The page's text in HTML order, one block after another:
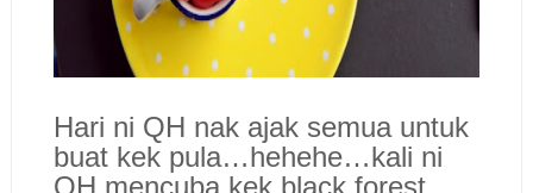
Hari ni QH nak ajak semua untuk
buat kek pula…hehehe…kali ni